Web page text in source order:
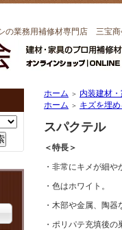
の業務用補修材専門店 三宝商
ホーム ＞ 内装建材
ホーム ＞ キズを埋め
スパクテル
＜特長＞
・非常にキメが細や
・色はホワイト。
・木部や金属、陶器
・ポリパテ充填後の